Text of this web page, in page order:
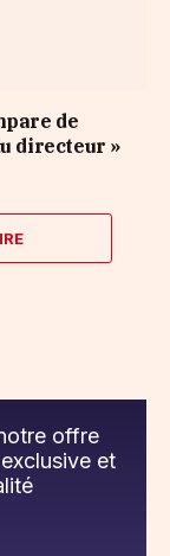
de
directeur »
offre
et